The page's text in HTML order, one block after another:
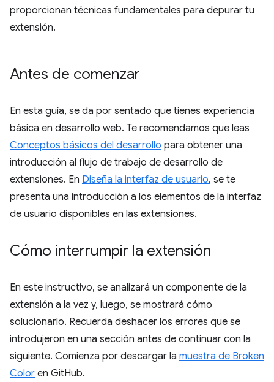
proporcionan técnicas fundamentales para depurar tu
extensión.
Antes de comenzar
En esta guía, se da por sentado que tienes experiencia
básica en desarrollo web. Te recomendamos que leas
Conceptos básicos del desarrollo para obtener una
introducción al flujo de trabajo de desarrollo de
extensiones. En Diseña la interfaz de usuario, se te
presenta una introducción a los elementos de la interfaz
de usuario disponibles en las extensiones.
Cómo interrumpir la extensión
En este instructivo, se analizará un componente de la
extensión a la vez y, luego, se mostrará cómo
solucionarlo. Recuerda deshacer los errores que se
introdujeron en una sección antes de continuar con la
siguiente. Comienza por descargar la muestra de Broken
Color en GitHub.